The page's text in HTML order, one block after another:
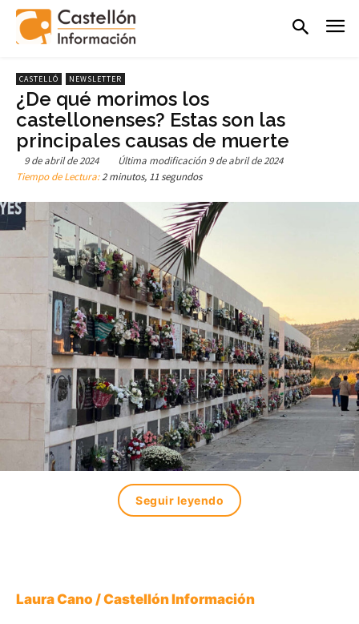
CASTELLÓ NEWSLETTER
¿De qué morimos los
castellonenses? Estas son las
principales causas de muerte
9 de abril de 2024 Última modificación 9 de abril de 2024
Tiempo de Lectura:2 minutos, 11 segundos
Seguir leyendo
Laura Cano / Castellón Información